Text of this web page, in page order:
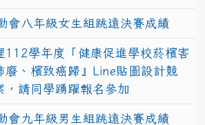
會八年級女生組跳遠決賽成績
112學年度「健康促進學校菸檳害
廢、檳致癌歸』Line貼圖設計競
，請同學踴躍報名參加
會九年級男生組跳遠決賽成績